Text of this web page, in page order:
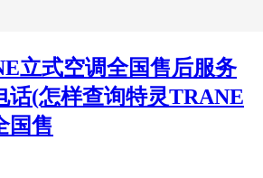
立式空调全国售后服务
话(怎样查询特灵TRANE
国售